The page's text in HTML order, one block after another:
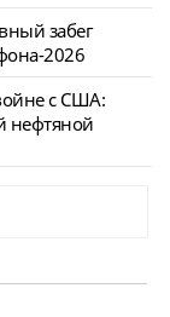
забег
2026
с США:
нефтяной